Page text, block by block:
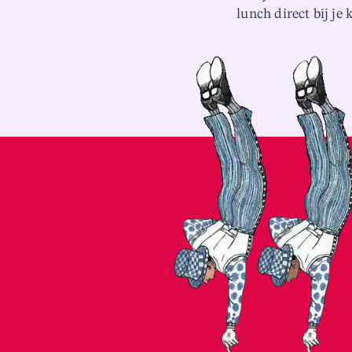
lunch direct bij je
DE NAVERTELLERS